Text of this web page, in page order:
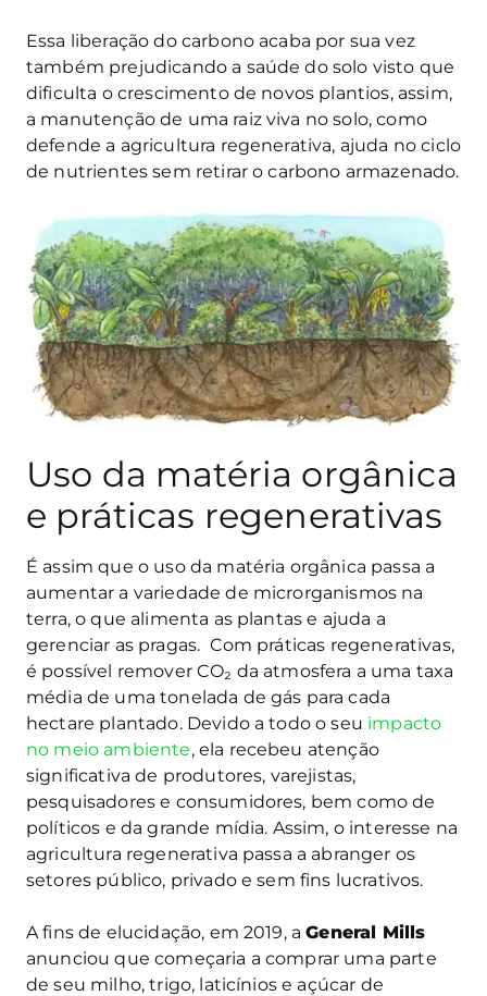
Essa liberação do carbono acaba por sua vez
também prejudicando a saúde do solo visto que
dificulta o crescimento de novos plantios, assim,
a manutenção de uma raiz viva no solo, como
defende a agricultura regenerativa, ajuda no ciclo
de nutrientes sem retirar o carbono armazenado.
Uso da matéria orgânica
e práticas regenerativas
É assim que o uso da matéria orgânica passa a
aumentar a variedade de microrganismos na
terra, o que alimenta as plantas e ajuda a
gerenciar as pragas. Com práticas regenerativas,
é possível remover CO₂ da atmosfera a uma taxa
média de uma tonelada de gás para cada
hectare plantado. Devido a todo o seu impacto
no meio ambiente, ela recebeu atenção
significativa de produtores, varejistas,
pesquisadores e consumidores, bem como de
políticos e da grande mídia. Assim, o interesse na
agricultura regenerativa passa a abranger os
setores público, privado e sem fins lucrativos.
A fins de elucidação, em 2019, aGeneral Mills
anunciou que começaria a comprar uma parte
de seu milho, trigo, laticínios e açúcar de